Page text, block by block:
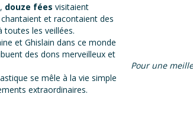
douze fées visitaient
et racontaient des
les veillées.
et Ghislain dans ce monde
des dons merveilleux et
se mêle à la vie simple
extraordinaires.
Pour une